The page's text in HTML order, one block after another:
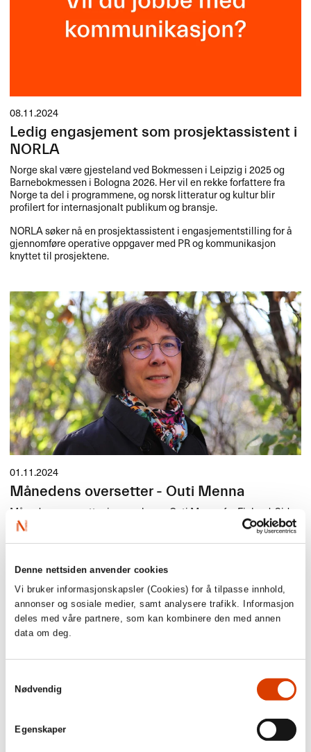
Denne nettsiden anvender cookies
Vi bruker informasjonskapsler (Cookies) for å tilpasse innhold,
annonser og sosiale medier, samt analysere trafikk. Informasjon
deles med våre partnere, som kan kombinere den med annen
data om deg.
Nødvendig
Egenskaper
08.11.2024
Ledig engasjement som prosjektassistent i
NORLA
Norge skal være gjesteland ved Bokmessen i Leipzig i 2025 og
Barnebokmessen i Bologna 2026. Her vil en rekke forfattere fra
Norge ta del i programmene, og norsk litteratur og kultur blir
profilert for internasjonalt publikum og bransje.
NORLAsøker nå en prosjektassistent i engasjementstilling for å
gjennomføre operative oppgaver med PR og kommunikasjon
knyttet til prosjektene.
01.11.2024
Månedens oversetter - Outi Menna
Månedens oversetter i november er Outi Menna fra Finland. Siden
1998 har hun oversatt over 200 bøker fra norsk, svensk og dansk
til finsk – mye skjønnlitteratur for voksne, men også barne- og
ungdomsbøker. Outi har magistergrad i nordiske språk og nordisk
litterær oversetter siden studietiden.